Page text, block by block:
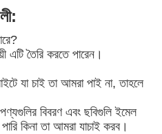
তৈরি করতে পারেন।
যা চাই তা আমরা পাই না, তাহলে
বিবরণ এবং ছবিগুলি ইমেল
কিনা তা আমরা যাচাই করব।